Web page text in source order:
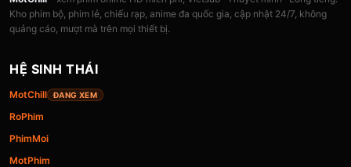
Kho phim bộ, phim lẻ, chiếu rạp, anime đa quốc gia, cập nhật 24/7, không
quảng cáo, mượt mà trên mọi thiết bị.
HỆ SINH THÁI
MotChill ĐANG XEM
RoPhim
PhimMoi
MotPhim